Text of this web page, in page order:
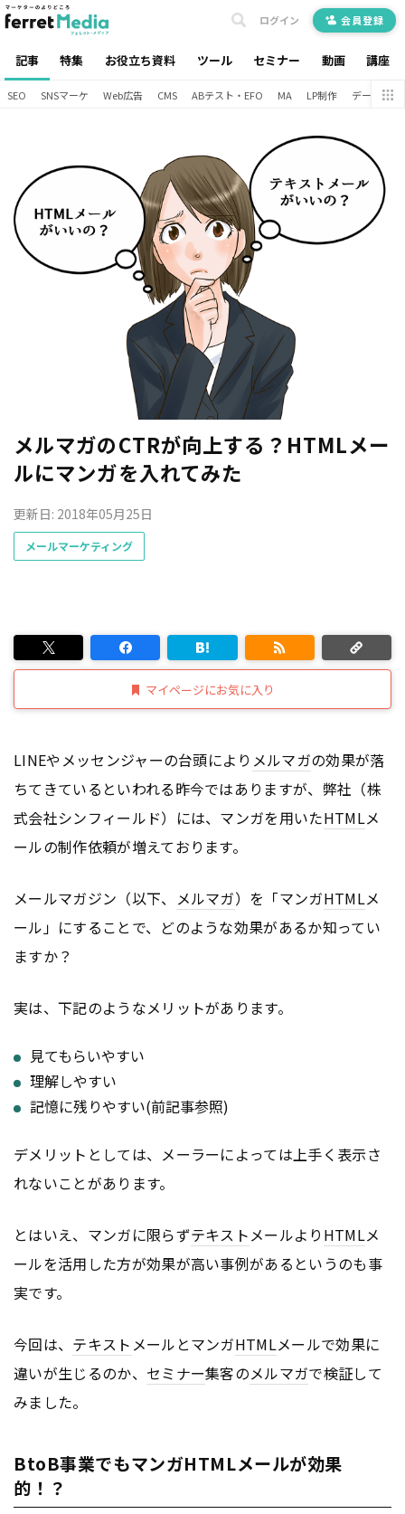
記事 特集 お役立ち資料 ツール セミナー 動画 講座
ログイン 会員登録
SEO SNSマーケ Web広告 CMS ABテスト・EFO MA LP制作 データ分析
メルマガのCTRが向上する？HTMLメー
ルにマンガを入れてみた
更新日: 2018年05月25日
メールマーケティング
マイページにお気に入り
LINEやメッセンジャーの台頭により メルマガの効果が落
ちてきているといわれる昨今ではありますが、弊社（株
式会社シンフィールド）には、マンガを用いたHTMLメ
ールの制作依頼が増えております。
メールマガジン（以下、 メルマガ）を「マンガHTMLメ
ール」にすることで、どのような効果があるか知ってい
ますか？
実は、下記のようなメリットがあります。
見てもらいやすい
理解しやすい
記憶に残りやすい(前記事参照)
デメリットとしては、メーラーによっては上手く表示さ
れないことがあります。
とはいえ、マンガに限らずテキスト メールより HTMLメ
ールを活用した方が効果が高い事例があるというのも事
実です。
今回は、 テキスト メールとマンガHTMLメールで効果に
違いが生じるのか、 セミナー集客のメルマガで検証して
みました。
BtoB事業でもマンガHTMLメールが効果
的！？